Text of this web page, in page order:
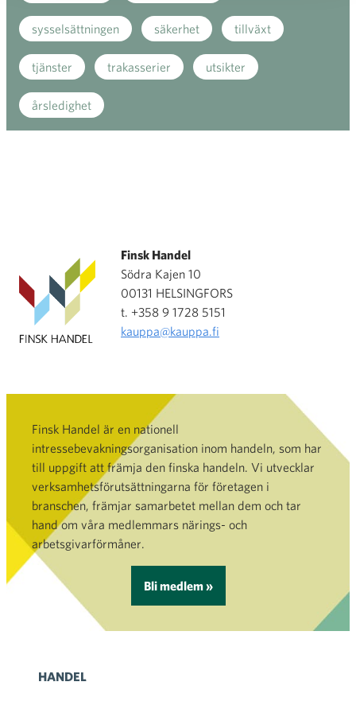
sysselsättningen säkerhet tillväxt
tjänster trakasserier utsikter
årsledighet
Finsk Handel
Södra Kajen 10
00131 HELSINGFORS
t. +358 9 1728 5151
kauppa@kauppa.fi
Finsk Handel är en nationell
intressebevakningsorganisation inom handeln, som har
till uppgift att främja den finska handeln. Vi utvecklar
verksamhetsförutsättningarna för företagen i
branschen, främjar samarbetet mellan dem och tar
hand om våra medlemmars närings- och
arbetsgivarförmåner.
Bli medlem »
HANDEL